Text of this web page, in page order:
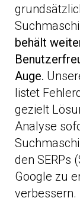
behält
Auge.
listet
gezielt
Analyse
den SERPs
Google zu
verbessern.